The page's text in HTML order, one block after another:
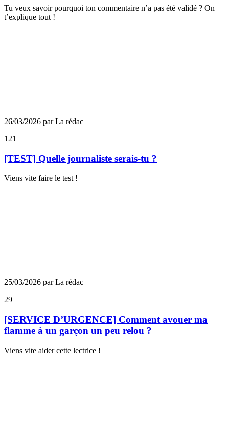
Tu veux savoir pourquoi ton commentaire n’a pas été validé ? On
t’explique tout !
26/03/2026 par La rédac
121
[TEST] Quelle journaliste serais-tu ?
Viens vite faire le test !
25/03/2026 par La rédac
29
[SERVICE D’URGENCE] Comment avouer ma
flamme à un garçon un peu relou ?
Viens vite aider cette lectrice !